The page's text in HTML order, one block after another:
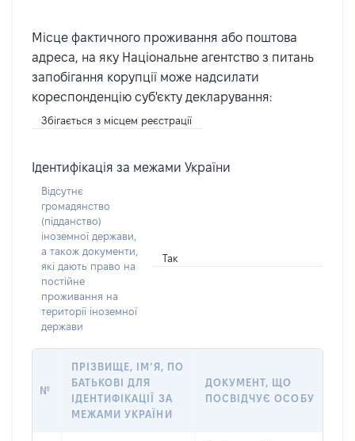
Місце фактичного проживання або поштова
адреса, на яку Національне агентство з питань
запобігання корупції може надсилати
кореспонденцію суб'єкту декларування:
Збігається з місцем реєстрації
Ідентифікація за межами України
Відсутнє
громадянство
(підданство)
іноземної держави,
а також документи,
які дають право на
постійне
проживання на
території іноземної
держави
Так
№
ПРІЗВИЩЕ, ІМ’Я, ПО
БАТЬКОВІ ДЛЯ
ІДЕНТИФІКАЦІЇ ЗА
МЕЖАМИ УКРАЇНИ
ДОКУМЕНТ, ЩО
ПОСВІДЧУЄ ОСОБУ